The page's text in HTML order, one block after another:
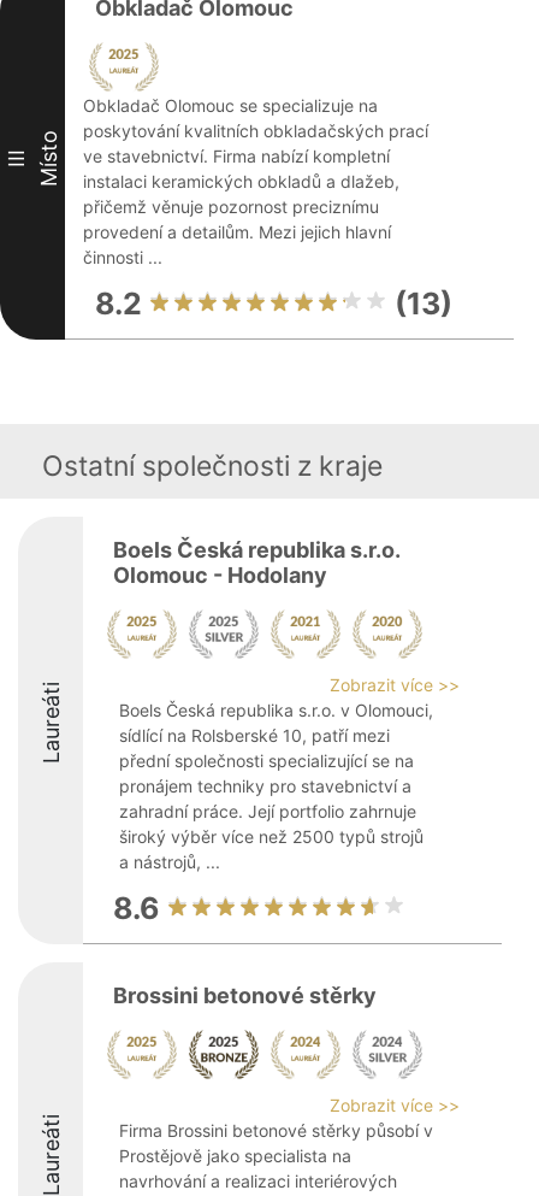
III Místo
Obkladač Olomouc
Obkladač Olomouc se specializuje na
poskytování kvalitních obkladačských prací
ve stavebnictví. Firma nabízí kompletní
instalaci keramických obkladů a dlažeb,
přičemž věnuje pozornost preciznímu
provedení a detailům. Mezi jejich hlavní
činnosti ...
8.2 (13)
Ostatní společnosti z kraje
Laureáti
Boels Česká republika s.r.o.
Olomouc - Hodolany
Zobrazit více >>
Boels Česká republika s.r.o. v Olomouci,
sídlící na Rolsberské 10, patří mezi
přední společnosti specializující se na
pronájem techniky pro stavebnictví a
zahradní práce. Její portfolio zahrnuje
široký výběr více než 2500 typů strojů
a nástrojů, ...
8.6
Laureáti
Brossini betonové stěrky
Zobrazit více >>
Firma Brossini betonové stěrky působí v
Prostějově jako specialista na
navrhování a realizaci interiérových